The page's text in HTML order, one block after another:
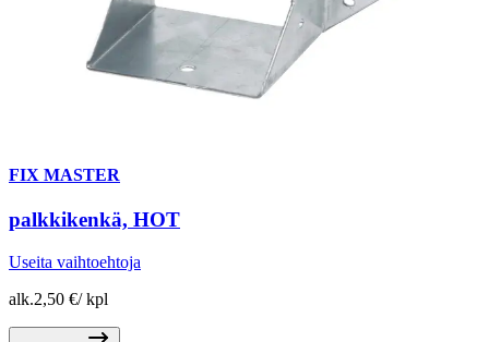
FIX MASTER
palkkikenkä, HOT
Useita vaihtoehtoja
alk.2,50 €/ kpl